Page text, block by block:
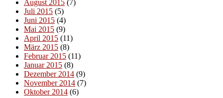
August 2015 (7)
Juli 2015 (5)
Juni 2015 (4)
Mai 2015 (9)
April 2015 (11)
März 2015 (8)
Februar 2015 (11)
Januar 2015 (8)
Dezember 2014 (9)
November 2014 (7)
Oktober 2014 (6)